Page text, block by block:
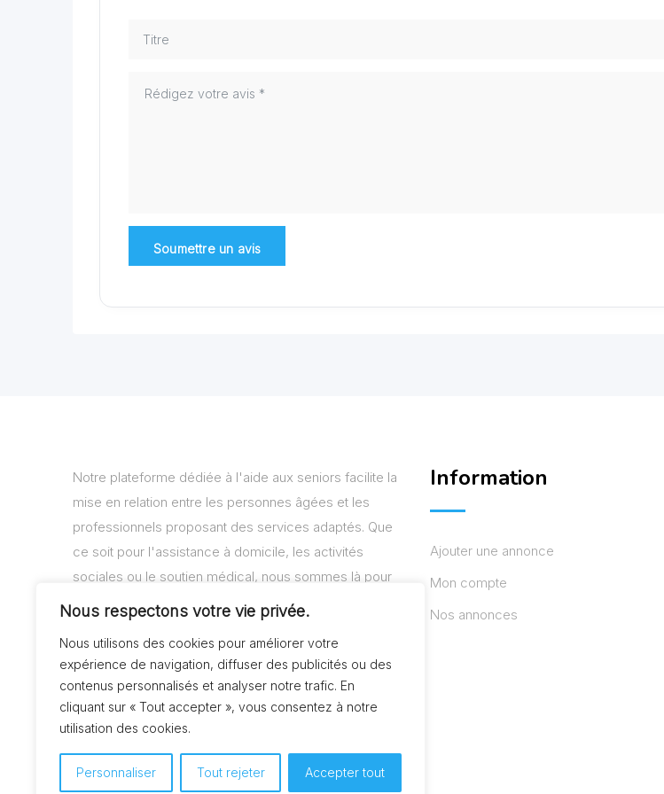
Nous respectons votre vie privée.
Nous utilisons des cookies pour améliorer votre
expérience de navigation, diffuser des publicités ou des
contenus personnalisés et analyser notre trafic. En
cliquant sur « Tout accepter », vous consentez à notre
utilisation des cookies.
Personnaliser Tout rejeter Accepter tout
Notre plateforme dédiée à l'aide aux seniors facilite la
mise en relation entre les personnes âgées et les
professionnels proposant des services adaptés. Que
ce soit pour l'assistance à domicile, les activités
sociales ou le soutien médical, nous sommes là pour
vous aider à trouver les solutions adaptées à vos
Information
Ajouter une annonce
Mon compte
Nos annonces